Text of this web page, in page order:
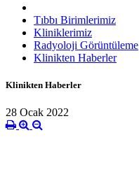
Tıbbı Birimlerimiz
Kliniklerimiz
Radyoloji Görüntüleme
Klinikten Haberler
Klinikten Haberler
28 Ocak 2022